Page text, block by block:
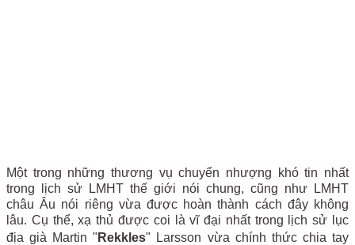
Một trong những thương vụ chuyển nhượng khó tin nhất
trong lịch sử LMHT thế giới nói chung, cũng như LMHT
châu Âu nói riêng vừa được hoàn thành cách đây không
lâu. Cụ thể, xạ thủ được coi là vĩ đại nhất trong lịch sử lục
địa già Martin " Rekkles" Larsson vừa chính thức chia tay